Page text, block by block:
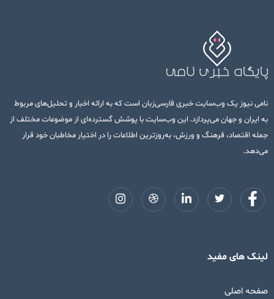
نامی نیوز یک وب‌سایت خبری فارسی‌زبان است که به ارائه اخبار و تحلیل‌های مربوط
به ایران و جهان می‌پردازد. این وب‌سایت با پوشش گسترده‌ای از موضوعات مختلف از
جمله اقتصاد، فرهنگ و ورزش، به‌روزترین اطلاعات را در اختیار مخاطبان خود قرار
می‌دهد.
لینک های مفید
صفحه اصلی